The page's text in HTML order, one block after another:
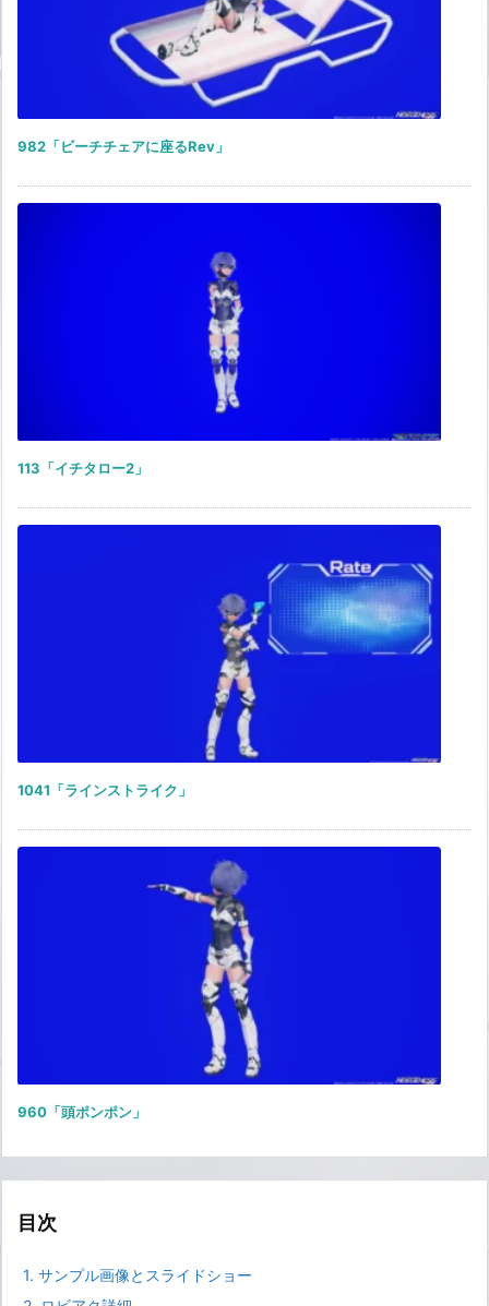
982「ビーチチェアに座るRev」
113「イチタロー2」
1041「ラインストライク」
960「頭ポンポン」
目次
1. サンプル画像とスライドショー